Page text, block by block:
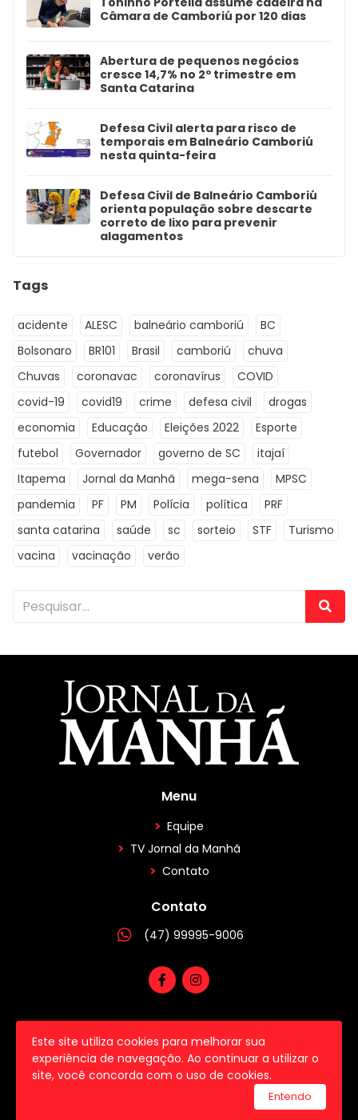
Câmara de Camboriú por 120 dias
Abertura de pequenos negócios
cresce 14,7% no 2º trimestre em
Santa Catarina
Defesa Civil alerta para risco de
temporais em Balneário Camboriú
nesta quinta-feira
Defesa Civil de Balneário Camboriú
orienta população sobre descarte
correto de lixo para prevenir
alagamentos
Tags
acidente ALESC balneário camboriú
BC
Bolsonaro
BR101 Brasil camboriú
chuva
Chuvas
coronavac coronavírus
COVID
covid-19
covid19 crime defesa civil
drogas
economia
Educação Eleições 2022
Esporte
futebol
Governador governo de SC
itajaí
Itapema
Jornal da Manhã mega-sena
MPSC
pandemia
PF PM Polícia política
PRF
santa catarina
saúde sc sorteio STF
Turismo
vacina
vacinação verão
Este site utiliza cookies para melhorar sua
experiência de navegação. Ao continuar a utilizar o
site, você concorda com o uso de cookies.
Entendo
Menu
Equipe
TV Jornal da Manhã
Contato
Contato
(47) 99995-9006
2026 © Todos os direitos reservados.